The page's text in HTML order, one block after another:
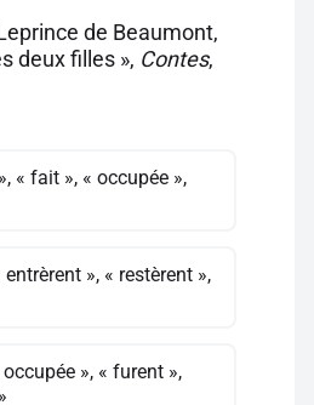
de Beaumont,
deux filles », Contes,
« fait », « occupée »,
entrèrent », « restèrent »,
», « furent »,